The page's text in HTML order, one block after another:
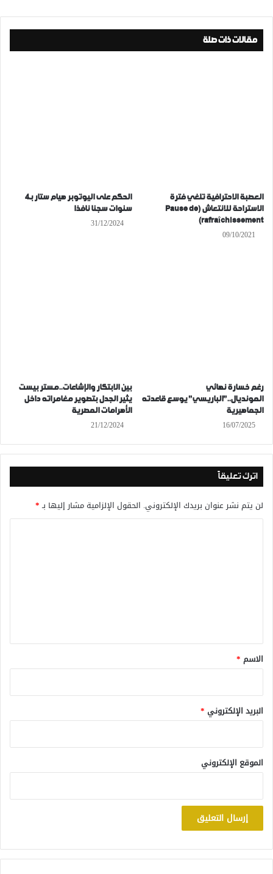
مقالات ذات صلة
العصبة الاحترافية تلغي فترة
الاستراحة للانتعاش (Pause de
rafraîchissement)
09/10/2021
الحكم على اليوتوبر هيام ستار بـ4
سنوات سجنا نافذا
31/12/2024
رغم خسارة نهائي
المونديال..”الباريسي” يوسع قاعدته
الجماهيرية
16/07/2025
بين الابتكار والإشاعات..مستر بيست
يثير الجدل بتصوير مغامراته داخل
الأهرامات المصرية
21/12/2024
اترك تعليقاً
لن يتم نشر عنوان بريدك الإلكتروني. الحقول الإلزامية مشار إليها بـ*
*
الاسم *
البريد الإلكتروني *
الموقع الإلكتروني